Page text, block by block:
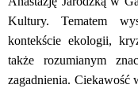
Kultury. Tematem
kontekście ekologii,
także rozumianym
zagadnienia. Ciekawość